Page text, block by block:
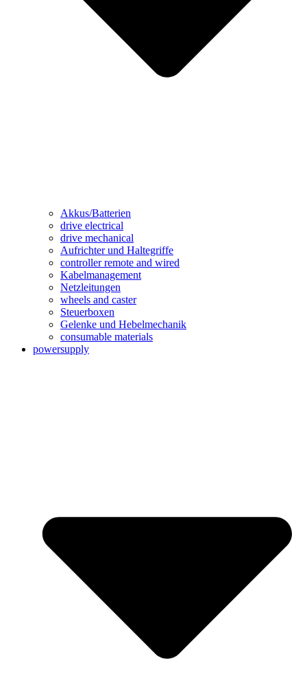
Akkus/Batterien
drive electrical
drive mechanical
Aufrichter und Haltegriffe
controller remote and wired
Kabelmanagement
Netzleitungen
wheels and caster
Steuerboxen
Gelenke und Hebelmechanik
consumable materials
powersupply